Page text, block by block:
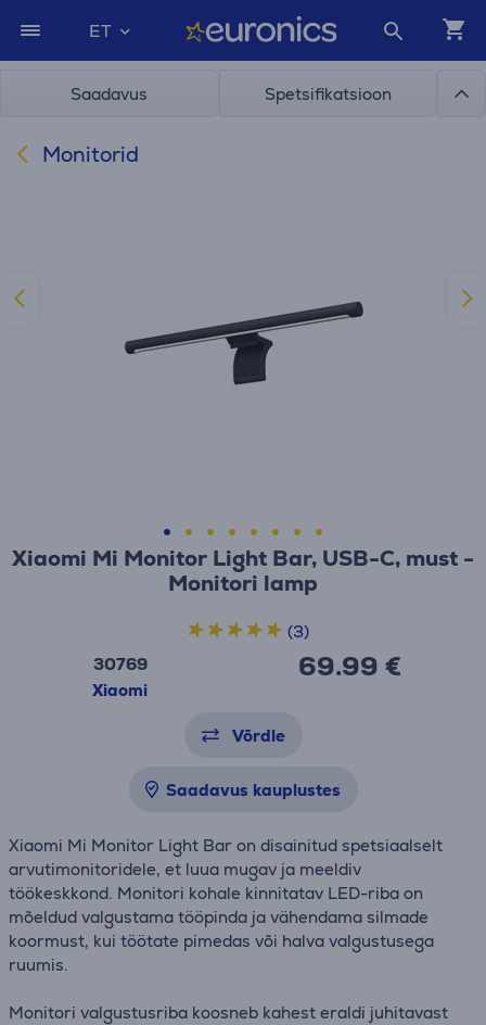
ET
Saadavus Spetsifikatsioon
Monitorid
Xiaomi Mi Monitor Light Bar, USB-C, must -
Monitori lamp
30769
Xiaomi
69.99 €
(3)
Võrdle
Saadavus kauplustes
Xiaomi Mi Monitor Light Bar on disainitud spetsiaalselt
arvutimonitoridele, et luua mugav ja meeldiv
töökeskkond. Monitori kohale kinnitatav LED-riba on
mõeldud valgustama tööpinda ja vähendama silmade
koormust, kui töötate pimedas või halva valgustusega
ruumis.
Monitori valgustusriba koosneb kahest eraldi juhitavast